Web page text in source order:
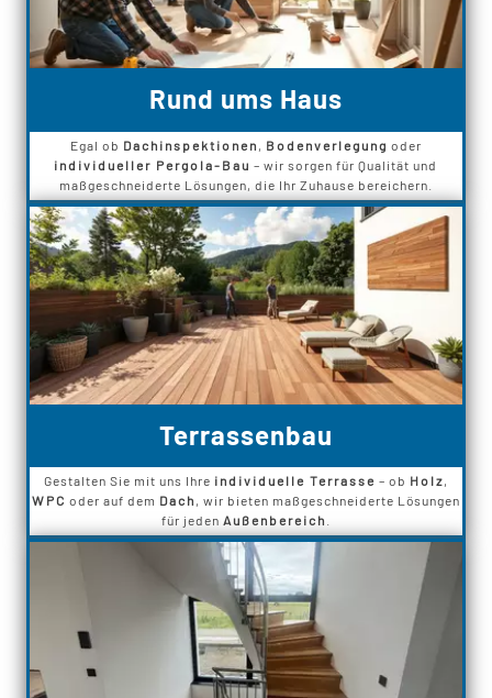
Rund ums Haus
Egal ob Dachinspektionen Bodenverlegung oder
individueller Pergola-Bau – wir sorgen für Qualität und
maßgeschneiderte Lösungen, die Ihr Zuhause bereichern.
Terrassenbau
Gestalten Sie mit uns Ihre individuelle Terrasse – ob Holz,
WPC oder auf dem Dach , wir bieten maßgeschneiderte Lösungen
für jeden Außenbereich